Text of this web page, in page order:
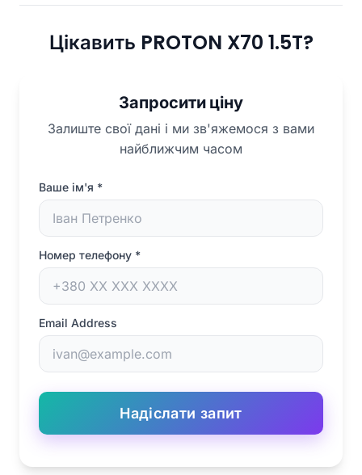
Цікавить PROTON X70 1.5T?
Запросити ціну
Залиште свої дані і ми зв'яжемося з вами
найближчим часом
Ваше ім'я *
Номер телефону *
Email Address
Надіслати запит